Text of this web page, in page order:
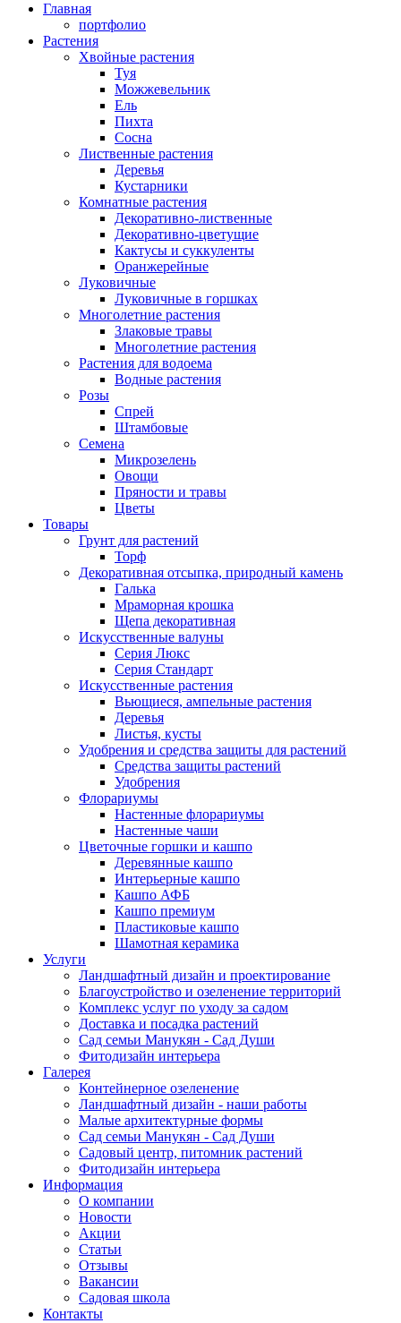
Главная
портфолио
Растения
Хвойные растения
Туя
Можжевельник
Ель
Пихта
Сосна
Лиственные растения
Деревья
Кустарники
Комнатные растения
Декоративно-лиственные
Декоративно-цветущие
Кактусы и суккуленты
Оранжерейные
Луковичные
Луковичные в горшках
Многолетние растения
Злаковые травы
Многолетние растения
Растения для водоема
Водные растения
Розы
Спрей
Штамбовые
Семена
Микрозелень
Овощи
Пряности и травы
Цветы
Товары
Грунт для растений
Торф
Декоративная отсыпка, природный камень
Галька
Мраморная крошка
Щепа декоративная
Искусственные валуны
Серия Люкс
Серия Стандарт
Искусственные растения
Вьющиеся, ампельные растения
Деревья
Листья, кусты
Удобрения и средства защиты для растений
Средства защиты растений
Удобрения
Флорариумы
Настенные флорариумы
Настенные чаши
Цветочные горшки и кашпо
Деревянные кашпо
Интерьерные кашпо
Кашпо АФБ
Кашпо премиум
Пластиковые кашпо
Шамотная керамика
Услуги
Ландшафтный дизайн и проектирование
Благоустройство и озеленение территорий
Комплекс услуг по уходу за садом
Доставка и посадка растений
Сад семьи Манукян - Сад Души
Фитодизайн интерьера
Галерея
Контейнерное озеленение
Ландшафтный дизайн - наши работы
Малые архитектурные формы
Сад семьи Манукян - Сад Души
Садовый центр, питомник растений
Фитодизайн интерьера
Информация
О компании
Новости
Акции
Статьи
Отзывы
Вакансии
Садовая школа
Контакты